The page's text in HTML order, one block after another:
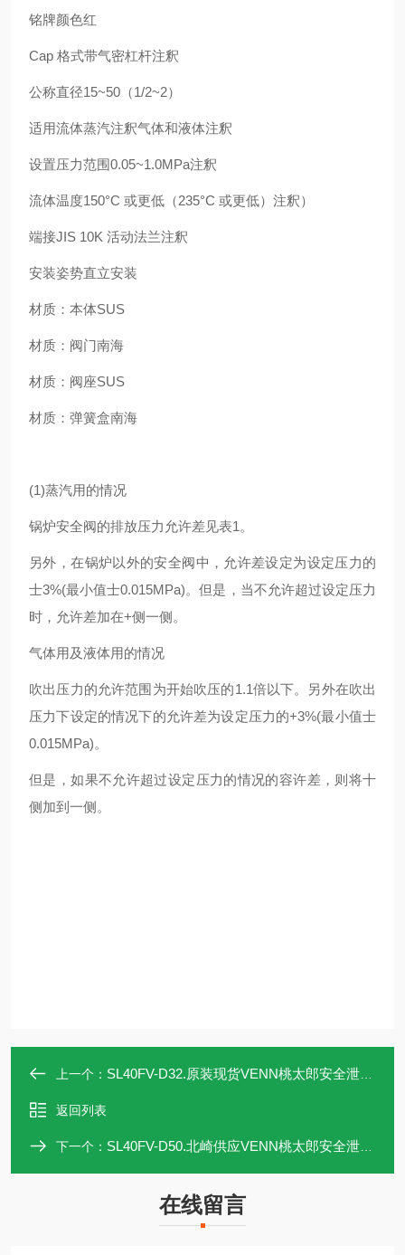
铭牌颜色红
Cap 格式带气密杠杆注釈
公称直径15~50（1/2~2）
适用流体蒸汽注釈气体和液体注釈
设置压力范围0.05~1.0MPa注釈
流体温度150°C 或更低（235°C 或更低）注釈）
端接JIS 10K 活动法兰注釈
安装姿势直立安装
材质：本体SUS
材质：阀门南海
材质：阀座SUS
材质：弹簧盒南海
(1)蒸汽用的情况
锅炉安全阀的排放压力允许差见表1。
另外，在锅炉以外的安全阀中，允许差设定为设定压力的
士3%(最小值士0.015MPa)。但是，当不允许超过设定压力
时，允许差加在+侧一侧。
气体用及液体用的情况
吹出压力的允许范围为开始吹压的1.1倍以下。另外在吹出
压力下设定的情况下的允许差为设定压力的+3%(最小值士
0.015MPa)。
但是，如果不允许超过设定压力的情况的容许差，则将十
侧加到一侧。
上一个： SL40FV-D32.原装现货VENN桃太郎安全泄压阀SL40FV-D32
返回列表
下一个： SL40FV-D50.北崎供应VENN桃太郎安全泄压阀SL40FV-D50
在线留言